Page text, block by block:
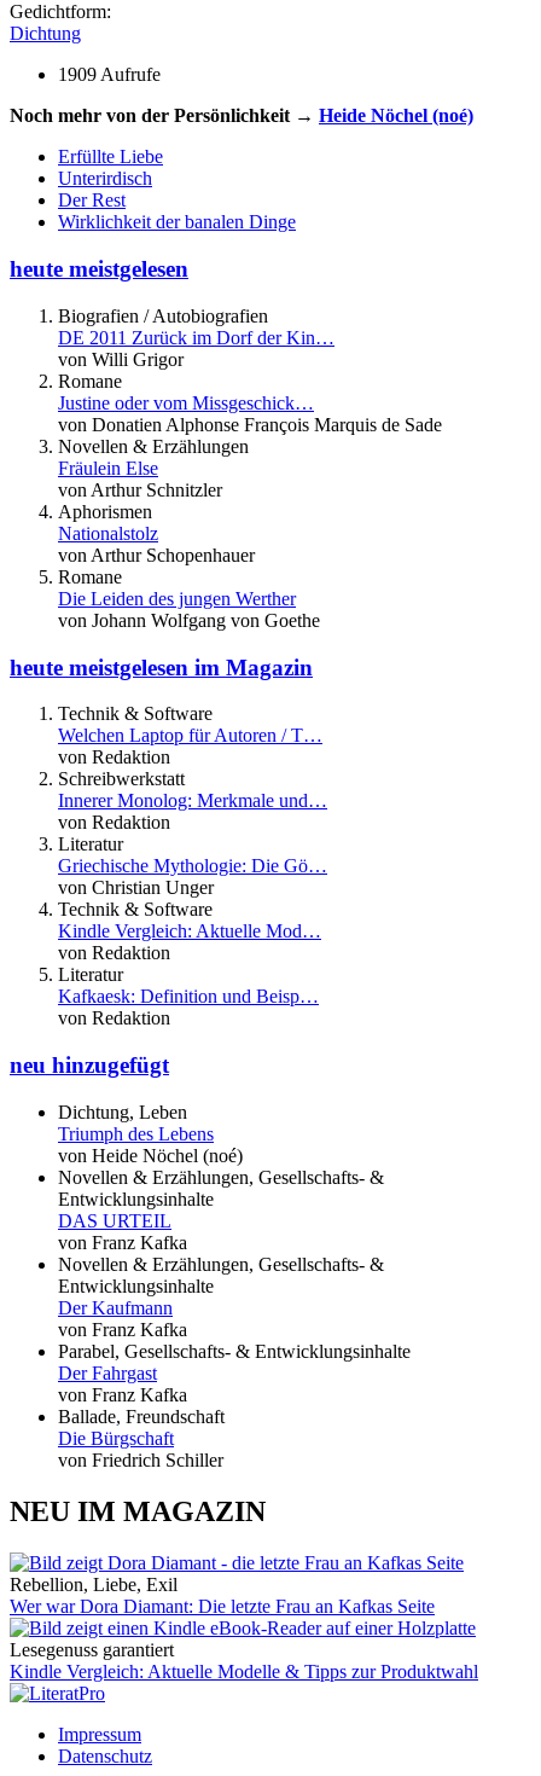
Gedichtform:
Dichtung
1909 Aufrufe
Noch mehr von der Persönlichkeit → Heide Nöchel (noé)
Erfüllte Liebe
Unterirdisch
Der Rest
Wirklichkeit der banalen Dinge
heute meistgelesen
Biografien / Autobiografien
DE 2011 Zurück im Dorf der Kin…
von Willi Grigor
Romane
Justine oder vom Missgeschick…
von Donatien Alphonse François Marquis de Sade
Novellen & Erzählungen
Fräulein Else
von Arthur Schnitzler
Aphorismen
Nationalstolz
von Arthur Schopenhauer
Romane
Die Leiden des jungen Werther
von Johann Wolfgang von Goethe
heute meistgelesen im Magazin
Technik & Software
Welchen Laptop für Autoren / T…
von Redaktion
Schreibwerkstatt
Innerer Monolog: Merkmale und…
von Redaktion
Literatur
Griechische Mythologie: Die Gö…
von Christian Unger
Technik & Software
Kindle Vergleich: Aktuelle Mod…
von Redaktion
Literatur
Kafkaesk: Definition und Beisp…
von Redaktion
neu hinzugefügt
Dichtung, Leben
Triumph des Lebens
von Heide Nöchel (noé)
Novellen & Erzählungen, Gesellschafts- &
Entwicklungsinhalte
DAS URTEIL
von Franz Kafka
Novellen & Erzählungen, Gesellschafts- &
Entwicklungsinhalte
Der Kaufmann
von Franz Kafka
Parabel, Gesellschafts- & Entwicklungsinhalte
Der Fahrgast
von Franz Kafka
Ballade, Freundschaft
Die Bürgschaft
von Friedrich Schiller
NEU IM MAGAZIN
Rebellion, Liebe, Exil
Wer war Dora Diamant: Die letzte Frau an Kafkas Seite
Lesegenuss garantiert
Kindle Vergleich: Aktuelle Modelle & Tipps zur Produktwahl
Impressum
Datenschutz